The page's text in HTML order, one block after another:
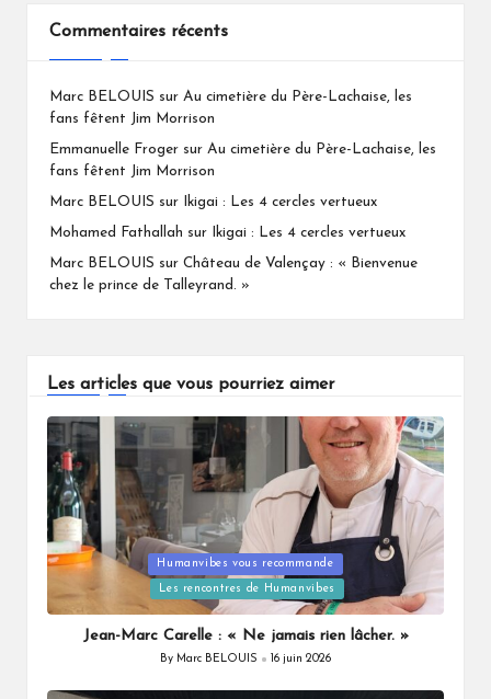
Commentaires récents
Marc BELOUIS sur Au cimetière du Père-Lachaise, les
fans fêtent Jim Morrison
Emmanuelle Froger sur Au cimetière du Père-Lachaise, les
fans fêtent Jim Morrison
Marc BELOUIS sur Ikigai : Les 4 cercles vertueux
Mohamed Fathallah sur Ikigai : Les 4 cercles vertueux
Marc BELOUIS sur Château de Valençay : « Bienvenue
chez le prince de Talleyrand. »
Les articles que vous pourriez aimer
Posted
Humanvibes vous recommande
Les rencontres de Humanvibes
Jean-Marc Carelle : « Ne jamais rien lâcher. »
Posted
By Marc BELOUIS 16 juin 2026